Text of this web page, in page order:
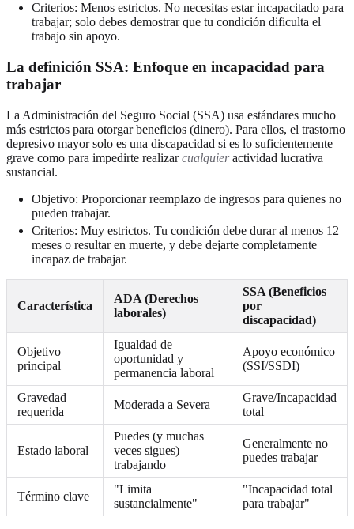
Criterios: Menos estrictos. No necesitas estar incapacitado para
trabajar; solo debes demostrar que tu condición dificulta el
trabajo sin apoyo.
La definición SSA: Enfoque en incapacidad para
trabajar
La Administración del Seguro Social (SSA) usa estándares mucho
más estrictos para otorgar beneficios (dinero). Para ellos, el trastorno
depresivo mayor solo es una discapacidad si es lo suficientemente
grave como para impedirte realizarcualquieractividad lucrativa
sustancial.
Objetivo: Proporcionar reemplazo de ingresos para quienes no
pueden trabajar.
Criterios: Muy estrictos. Tu condición debe durar al menos 12
meses o resultar en muerte, y debe dejarte completamente
incapaz de trabajar.
Característica
ADA (Derechos
laborales)
SSA (Beneficios
por
discapacidad)
Objetivo
principal
Igualdad de
oportunidad y
permanencia laboral
Apoyo económico
(SSI/SSDI)
Gravedad
requerida
Moderada a Severa
Grave/Incapacidad
total
Estado laboral
Puedes (y muchas
veces sigues)
trabajando
Generalmente no
puedes trabajar
Término clave
"Limita
sustancialmente"
"Incapacidad total
para trabajar"